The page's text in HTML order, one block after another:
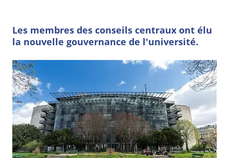
Les membres des conseils centraux ont élu
la nouvelle gouvernance de l'université.